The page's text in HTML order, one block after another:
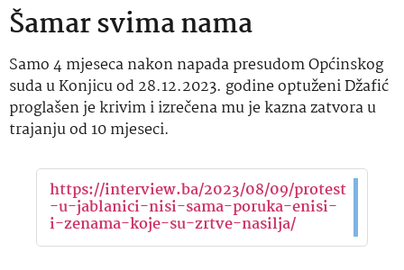
Šamar svima nama
Samo 4 mjeseca nakon napada presudom Općinskog
suda u Konjicu od 28.12.2023. godine optuženi Džafić
proglašen je krivim i izrečena mu je kazna zatvora u
trajanju od 10 mjeseci.
https://interview.ba/2023/08/09/protest
-u-jablanici-nisi-sama-poruka-enisi-
i-zenama-koje-su-zrtve-nasilja/